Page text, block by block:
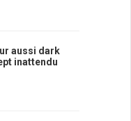
aussi dark
inattendu